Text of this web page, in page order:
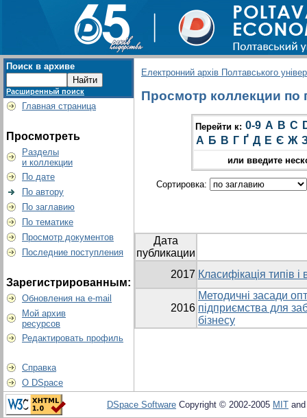
Поиск в архиве
Расширенный поиск
Главная страница
Просмотреть
Разделы
и коллекции
По дате
По автору
По заглавию
По тематике
Просмотр документов
Последние поступления
Зарегистрированным:
Обновления на e-mail
Мой архив
ресурсов
Редактировать профиль
Справка
О DSpace
Електронний архів Полтавського
Просмотр коллекции по
Перейти к: 0-9 A B C
А Б В Г Ґ Д Е Є Ж
или введите
Сортировка:
Дата
публикации
2017 Класифікація типів
2016
Методичні засади
підприємства для
бізнесу
DSpace Software Copyright © 2002-2005 MIT